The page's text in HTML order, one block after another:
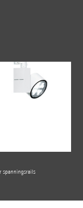
spanningsrails